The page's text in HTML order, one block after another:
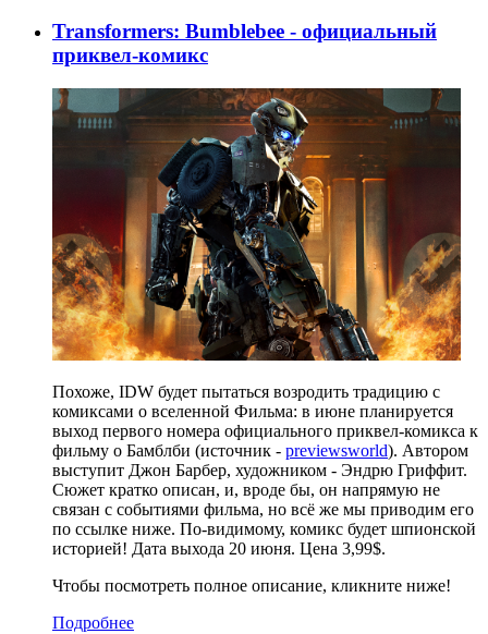
Transformers: Bumblebee - официальный
приквел-комикс
Похоже, IDW будет пытаться возродить традицию с
комиксами о вселенной Фильма: в июне планируется
выход первого номера официального приквел-комикса к
фильму о Бамблби (источник - previewsworld). Автором
выступит Джон Барбер, художником - Эндрю Гриффит.
Сюжет кратко описан, и, вроде бы, он напрямую не
связан с событиями фильма, но всё же мы приводим его
по ссылке ниже. По-видимому, комикс будет шпионской
историей! Дата выхода 20 июня. Цена 3,99$.
Чтобы посмотреть полное описание, кликните ниже!
Подробнее